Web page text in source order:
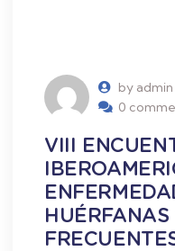
by admin
0
VIII
HUÉRFANAS